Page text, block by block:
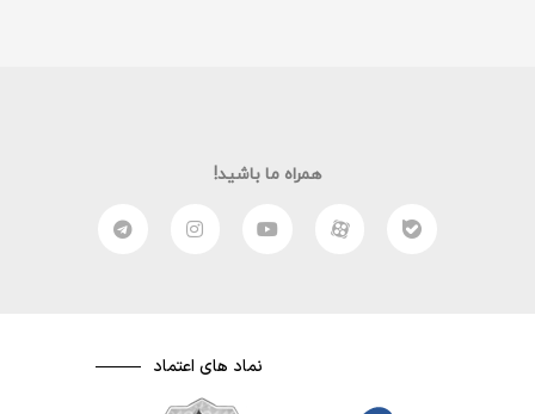
همراه ما باشید!
نماد های اعتماد